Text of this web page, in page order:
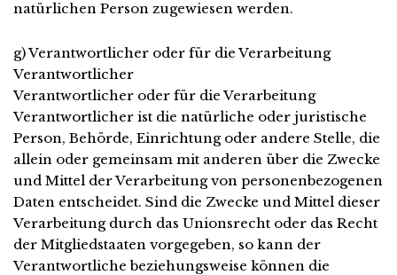
natürlichen Person zugewiesen werden.
g) Verantwortlicher oder für die Verarbeitung
Verantwortlicher
Verantwortlicher oder für die Verarbeitung
Verantwortlicher ist die natürliche oder juristische
Person, Behörde, Einrichtung oder andere Stelle, die
allein oder gemeinsam mit anderen über die Zwecke
und Mittel der Verarbeitung von personenbezogenen
Daten entscheidet. Sind die Zwecke und Mittel dieser
Verarbeitung durch das Unionsrecht oder das Recht
der Mitgliedstaaten vorgegeben, so kann der
Verantwortliche beziehungsweise können die